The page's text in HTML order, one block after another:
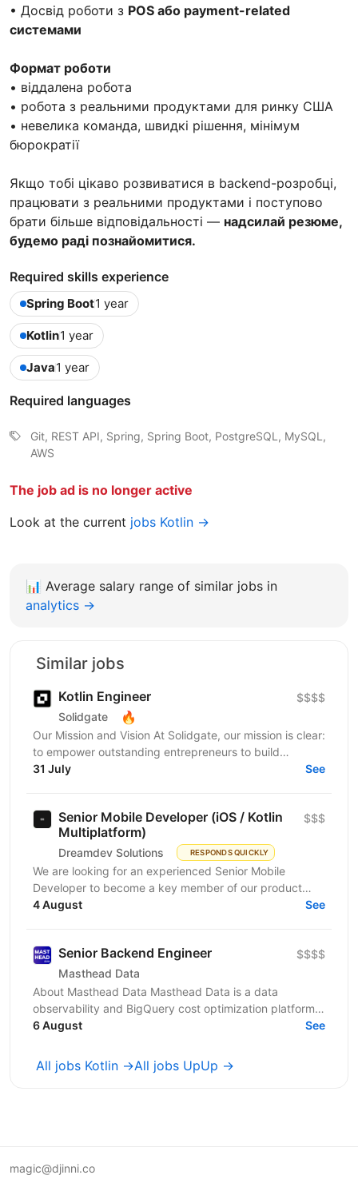
• Досвід роботи з POS або payment-related
системами
Формат роботи
• віддалена робота
• робота з реальними продуктами для ринку США
• невелика команда, швидкі рішення, мінімум
бюрократії
Якщо тобі цікаво розвиватися в backend-розробці,
працювати з реальними продуктами і поступово
брати більше відповідальності — надсилай резюме,
будемо раді познайомитися.
Required skills experience
Spring Boot1 year
Kotlin1 year
Java1 year
Required languages
Git, REST API, Spring, Spring Boot, PostgreSQL, MySQL,
AWS
The job ad is no longer active
Look at the current jobs Kotlin →
📊 Average salary range of similar jobs in
analytics →
Similar jobs
Kotlin Engineer
Solidgate 🔥
$$$$
Our Mission and Vision At Solidgate, our mission is clear:
to empower outstanding entrepreneurs to build
exceptional internet companies. We exist to fuel...
31 July See
Senior Mobile Developer (iOS / Kotlin
Multiplatform)
Dreamdev Solutions RESPONDS QUICKLY
$$$
We are looking for an experienced Senior Mobile
Developer to become a key member of our product
team and help shape the future of our mobile platform.
4 August See
Senior Backend Engineer
Masthead Data
$$$$
About Masthead Data Masthead Data is a data
observability and BigQuery cost optimization platform
built on a zero-data-access architecture — we
6 August See
All jobs Kotlin →All jobs UpUp →
magic@djinni.co